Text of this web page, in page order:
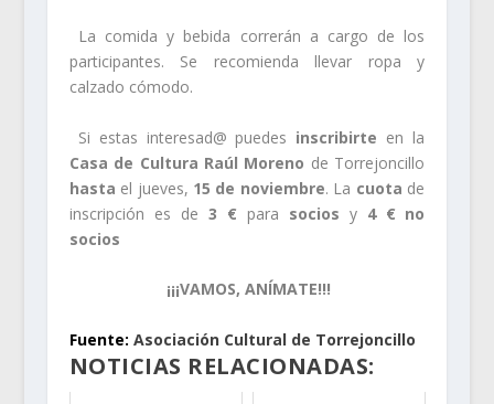
La comida y bebida correrán a cargo de los
participantes. Se recomienda llevar ropa y
calzado cómodo.
Si estas interesad@ puedes inscribirte en la
Casa de Cultura Raúl Moreno de Torrejoncillo
hasta el jueves, 15 de noviembre. La cuota de
inscripción es de 3 € para socios y 4 € no
socios
¡¡¡VAMOS, ANÍMATE!!!
Fuente: Asociación Cultural de Torrejoncillo
NOTICIAS RELACIONADAS: